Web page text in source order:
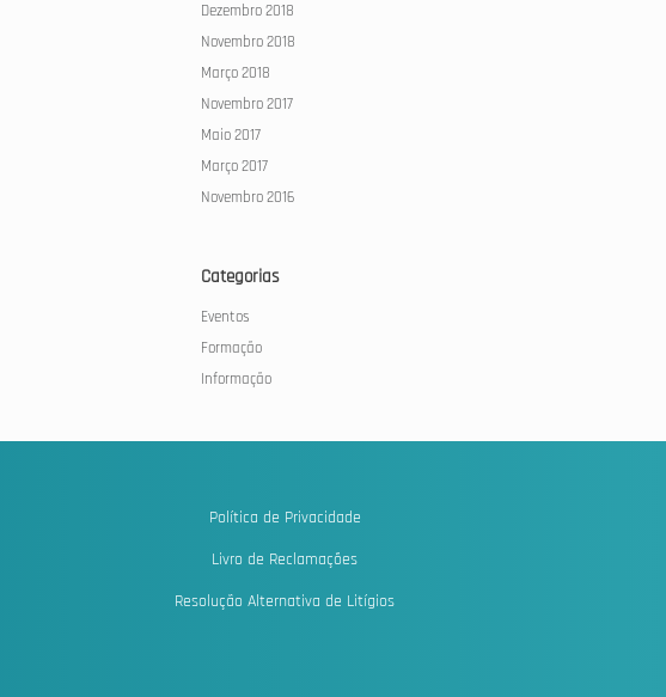
Dezembro 2018
Novembro 2018
Março 2018
Novembro 2017
Maio 2017
Março 2017
Novembro 2016
Categorias
Eventos
Formação
Informação
Política de Privacidade
Livro de Reclamações
Resolução Alternativa de Litígios